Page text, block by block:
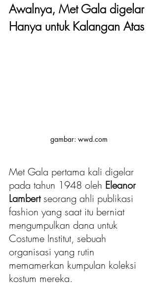
Awalnya, Met Gala digelar
Hanya untuk Kalangan Atas
gambar: wwd.com
Met Gala pertama kali digelar
pada tahun 1948 oleh Eleanor
Lambert seorang ahli publikasi
fashion yang saat itu berniat
mengumpulkan dana untuk
Costume Institut, sebuah
organisasi yang rutin
memamerkan kumpulan koleksi
kostum mereka.